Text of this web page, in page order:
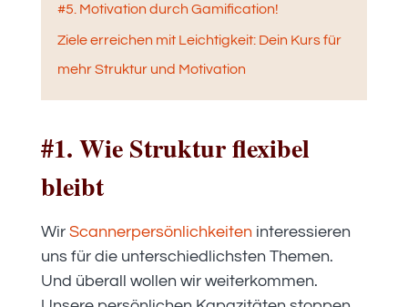
#5. Motivation durch Gamification!
Ziele erreichen mit Leichtigkeit: Dein Kurs für
mehr Struktur und Motivation
#1. Wie Struktur flexibel
bleibt
Wir Scannerpersönlichkeiteninteressieren
uns für die unterschiedlichsten Themen.
Und überall wollen wir weiterkommen.